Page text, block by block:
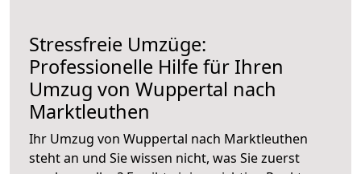
Stressfreie Umzüge:
Professionelle Hilfe für Ihren
Umzug von Wuppertal nach
Marktleuthen
Ihr Umzug von Wuppertal nach Marktleuthen
steht an und Sie wissen nicht, was Sie zuerst